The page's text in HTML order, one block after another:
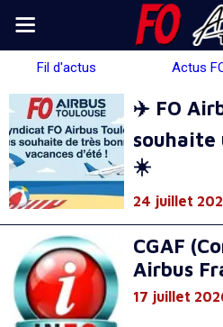
Fil d'actus Actus
✈️ FO
souhaite
☀️
24 juillet
CGAF
Airbus
17 juillet